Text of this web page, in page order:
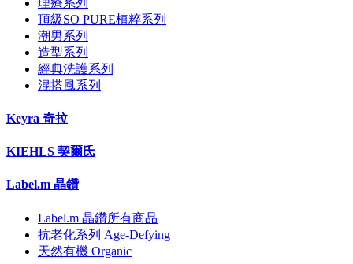
頂級SO PURE植粹系列
潮男系列
造型系列
經典洗護系列
混搭風系列
Keyra 奇拉
KIEHLS 契爾氏
Label.m 晶鑽
Label.m 晶鑽所有商品
抗老化系列 Age-Defying
天然有機 Organic